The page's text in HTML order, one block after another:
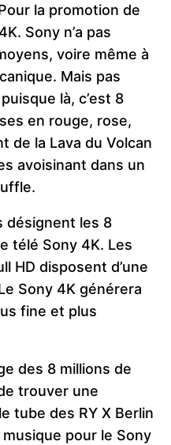
la promotion de
Sony n’a pas
voire même à
Mais pas
là, c’est 8
en rouge, rose,
de la Lava du Volcan
avoisinant dans un
désignent les 8
télé Sony 4K. Les
HD disposent d’une
Sony 4K générera
fine et plus
des 8 millions de
trouver une
tube des RY X Berlin
pour le Sony